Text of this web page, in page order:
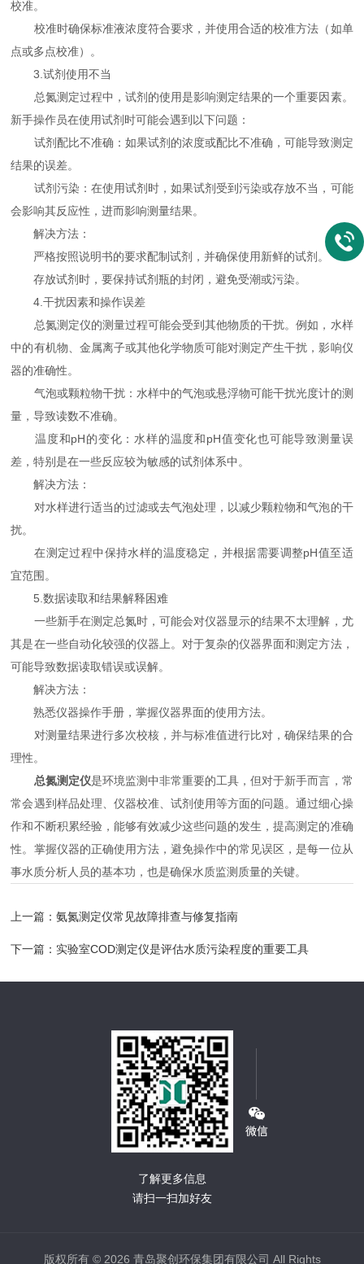
校准。
校准时确保标准液浓度符合要求，并使用合适的校准方法（如单
点或多点校准）。
3.试剂使用不当
总氮测定过程中，试剂的使用是影响测定结果的一个重要因素。
新手操作员在使用试剂时可能会遇到以下问题：
试剂配比不准确：如果试剂的浓度或配比不准确，可能导致测定
结果的误差。
试剂污染：在使用试剂时，如果试剂受到污染或存放不当，可能
会影响其反应性，进而影响测量结果。
解决方法：
严格按照说明书的要求配制试剂，并确保使用新鲜的试剂。
存放试剂时，要保持试剂瓶的封闭，避免受潮或污染。
4.干扰因素和操作误差
总氮测定仪的测量过程可能会受到其他物质的干扰。例如，水样
中的有机物、金属离子或其他化学物质可能对测定产生干扰，影响仪
器的准确性。
气泡或颗粒物干扰：水样中的气泡或悬浮物可能干扰光度计的测
量，导致读数不准确。
温度和pH的变化：水样的温度和pH值变化也可能导致测量误
差，特别是在一些反应较为敏感的试剂体系中。
解决方法：
对水样进行适当的过滤或去气泡处理，以减少颗粒物和气泡的干
扰。
在测定过程中保持水样的温度稳定，并根据需要调整pH值至适
宜范围。
5.数据读取和结果解释困难
一些新手在测定总氮时，可能会对仪器显示的结果不太理解，尤
其是在一些自动化较强的仪器上。对于复杂的仪器界面和测定方法，
可能导致数据读取错误或误解。
解决方法：
熟悉仪器操作手册，掌握仪器界面的使用方法。
对测量结果进行多次校核，并与标准值进行比对，确保结果的合
理性。
总氮测定仪是环境监测中非常重要的工具，但对于新手而言，常
常会遇到样品处理、仪器校准、试剂使用等方面的问题。通过细心操
作和不断积累经验，能够有效减少这些问题的发生，提高测定的准确
性。掌握仪器的正确使用方法，避免操作中的常见误区，是每一位从
事水质分析人员的基本功，也是确保水质监测质量的关键。
上一篇：氨氮测定仪常见故障排查与修复指南
下一篇： 实验室COD测定仪是评估水质污染程度的重要工具
了解更多信息
请扫一扫加好友
版权所有 © 2026 青岛聚创环保集团有限公司 All Rights